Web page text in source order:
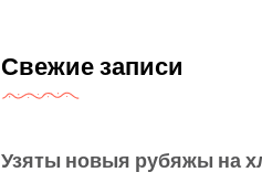
Свежие записи
Узяты новыя рубяжы на